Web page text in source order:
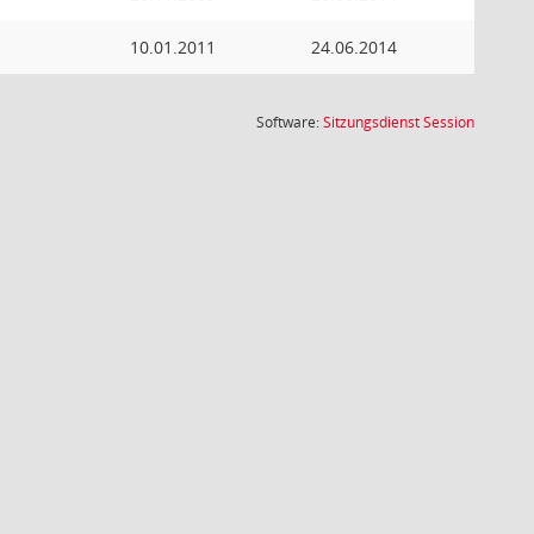
10.01.2011 24.06.2014
Software:SitzungsdienstSession(Wird in